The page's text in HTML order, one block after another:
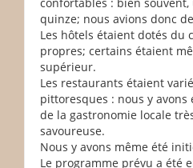
quinze; nous avions donc
Les hôtels étaient dotés du
propres; certains étaient
supérieur.
Les restaurants étaient
pittoresques : nous y
de la gastronomie locale
savoureuse.
Nous y avons même été
Le programme prévu a été